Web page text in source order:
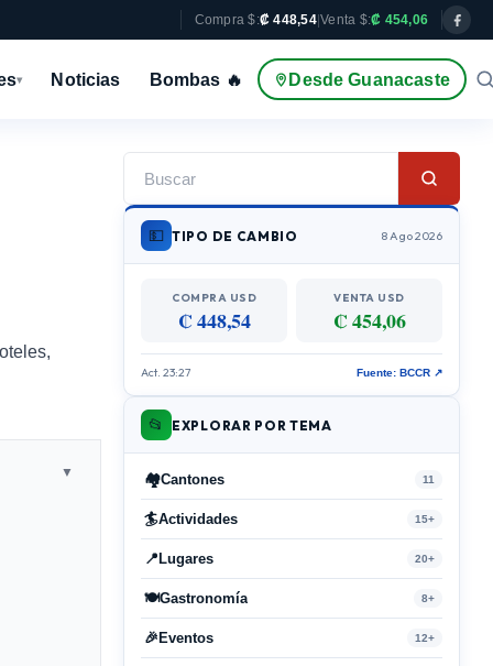
Compra $:₡ 448,54| Venta $:₡ 454,06
▾ Noticias Bombas 🔥 Desde Guanacaste
▼
💵 TIPO DE CAMBIO 8 Ago 2026
COMPRA USD
₡ 448,54
VENTA USD
₡ 454,06
Act. 23:27 Fuente: BCCR ↗
📂 EXPLORAR POR TEMA
🏘️Cantones 11
🏄Actividades 15+
📍 Lugares 20+
🍽️Gastronomía 8+
🎉 Eventos 12+